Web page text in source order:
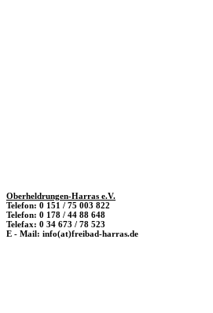
Oberheldrungen-Harras e.V.
Telefon: 0 151 / 75 003 822
Telefon: 0 178 / 44 88 648
Telefax: 0 34 673 / 78 523
E - Mail: info(at)freibad-harras.de